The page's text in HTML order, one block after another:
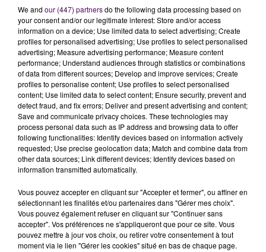
brigade le temps qu’une décision soit prise.
[LE VTT À MOTEUR �xa�‍'�️ ] Samedi 12 septembre
lors d’un contrôle sur la commune de Sainte-
Jamme-sur-Sarthe un jeune...
Publiée parGendarmerie de la SarthesurLundi 14
septembre 2020
À LA UNE
We and our (447) partnersdo the following data processing based on
your consent and/or our legitimate interest: Store and/or access
information on a device; Use limited data to select advertising; Create
profiles for personalised advertising; Use profiles to select personalised
advertising; Measure advertising performance; Measure content
performance; Understand audiences through statistics or combinations
of data from different sources; Develop and improve services; Create
profiles to personalise content; Use profiles to select personalised
content; Use limited data to select content; Ensure security, prevent and
detect fraud, and fix errors; Deliver and present advertising and content;
Save and communicate privacy choices. These technologies may
process personal data such as IP address and browsing data to offer
following functionalities: Identify devices based on information actively
requested; Use precise geolocation data; Match and combine data from
other data sources; Link different devices; Identify devices based on
information transmitted automatically.
Vous pouvez accepter en cliquant sur "Accepter et fermer", ou affiner en
sélectionnant les finalités et/ou partenaires dans "Gérer mes choix".
Vous pouvez également refuser en cliquant sur "Continuer sans
accepter". Vos préférences ne s'appliqueront que pour ce site. Vous
pouvez mettre à jour vos choix, ou retirer votre consentement à tout
moment via le lien "Gérer les cookies" situé en bas de chaque page.